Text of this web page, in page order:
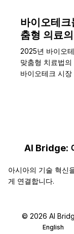
바이오테
춤형 의료
2025년 바이오
맞춤형 치료법
바이오테크 시
AI Bridge:
아시아의 기술 혁신
게 연결합니다.
© 2026 AI
English